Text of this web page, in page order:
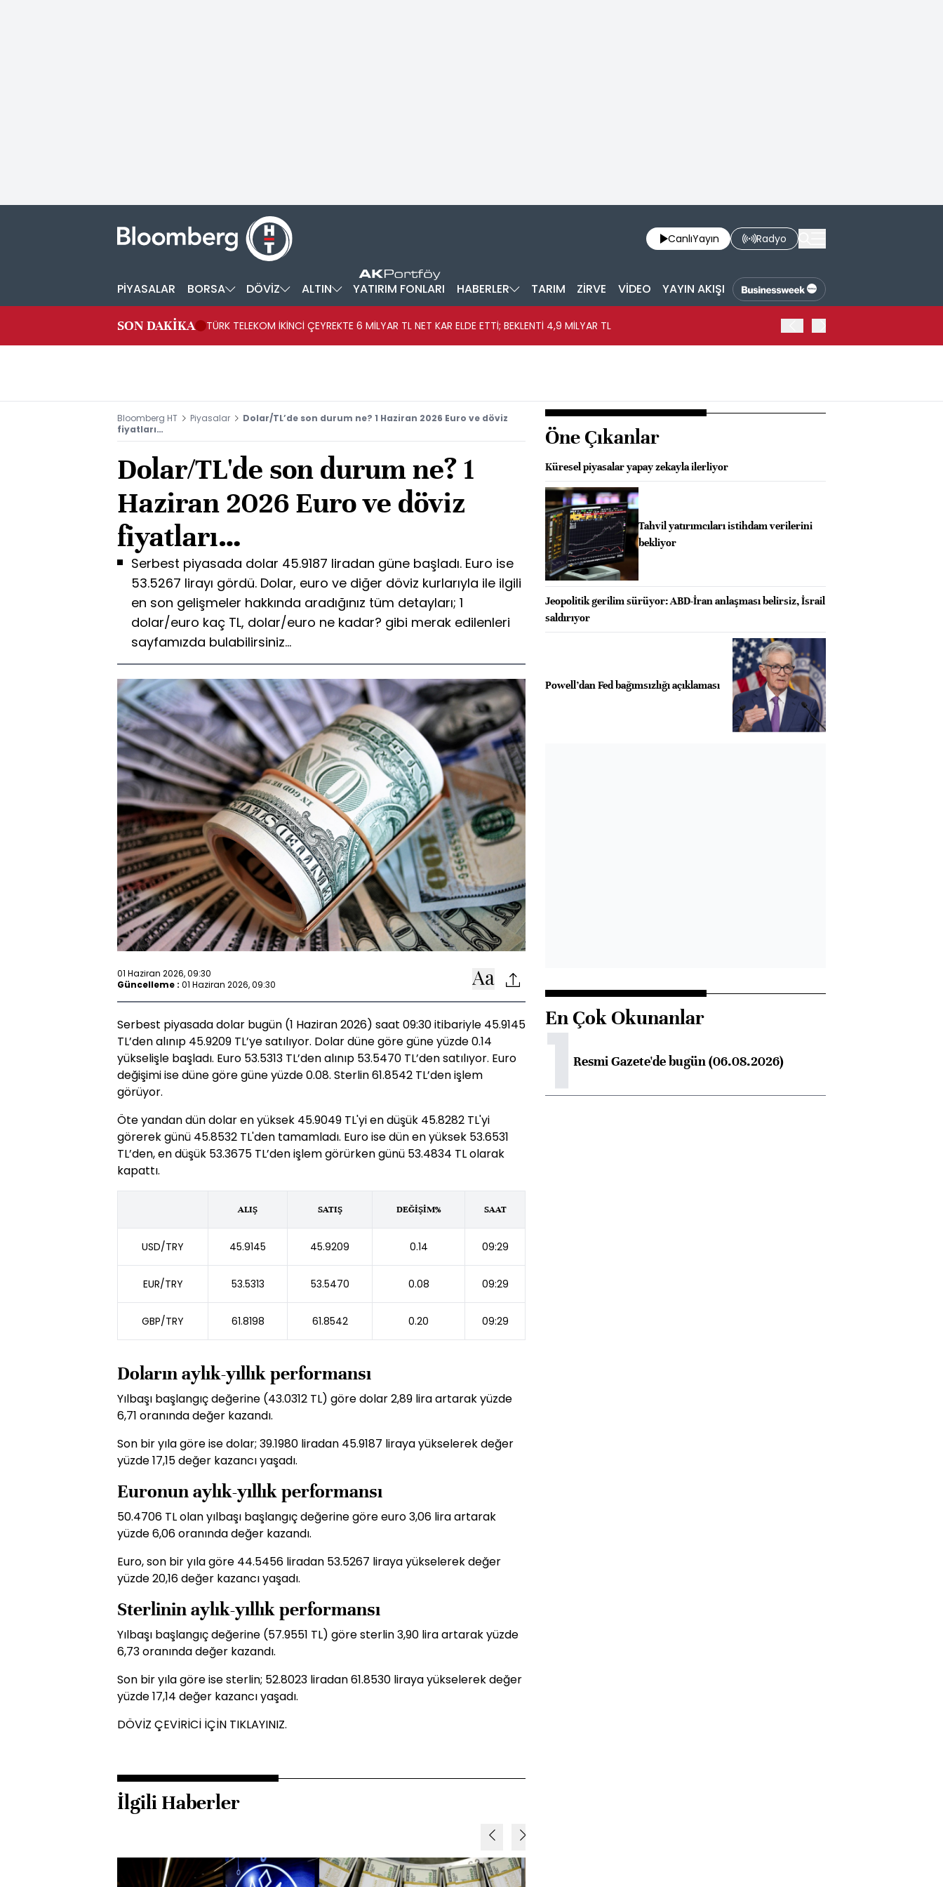
CanlıYayın Radyo
PİYASALAR BORSA DÖVİZ ALTIN YATIRIM FONLARI HABERLER TARIM ZİRVE VİDEO YAYIN AKIŞI
SON DAKİKA TÜRK TELEKOM İKİNCİ ÇEYREKTE 6 MİLYAR TL NET KAR ELDE ETTİ; BEKLENTİ 4,9 MİLYAR TL
Bloomberg HT Piyasalar
Dolar/TL’de son durum ne? 1 Haziran 2026 Euro ve döviz
fiyatları…
Dolar/TL'de son durum ne? 1
Haziran 2026 Euro ve döviz
fiyatları…
Serbest piyasada dolar 45.9187 liradan güne başladı. Euro ise
53.5267 lirayı gördü. Dolar, euro ve diğer döviz kurlarıyla ile ilgili
en son gelişmeler hakkında aradığınız tüm detayları; 1
dolar/euro kaç TL, dolar/euro ne kadar? gibi merak edilenleri
sayfamızda bulabilirsiniz...
01 Haziran 2026, 09:30
Güncelleme : 01 Haziran 2026, 09:30
Serbest piyasada dolar bugün (1 Haziran 2026) saat 09:30 itibariyle 45.9145
TL’den alınıp 45.9209 TL’ye satılıyor. Dolar düne göre güne yüzde 0.14
yükselişle başladı. Euro 53.5313 TL’den alınıp 53.5470 TL’den satılıyor. Euro
değişimi ise düne göre güne yüzde 0.08. Sterlin 61.8542 TL’den işlem
görüyor.
Öte yandan dün dolar en yüksek 45.9049 TL'yi en düşük 45.8282 TL'yi
görerek günü 45.8532 TL'den tamamladı. Euro ise dün en yüksek 53.6531
TL’den, en düşük 53.3675 TL’den işlem görürken günü 53.4834 TL olarak
kapattı.
ALIŞ SATIŞ DEĞİŞİM% SAAT
USD/TRY 45.9145 45.9209 0.14 09:29
EUR/TRY 53.5313 53.5470 0.08 09:29
GBP/TRY 61.8198 61.8542 0.20 09:29
Doların aylık-yıllık performansı
Yılbaşı başlangıç değerine (43.0312 TL) göre dolar 2,89 lira artarak yüzde
6,71 oranında değer kazandı.
Son bir yıla göre ise dolar; 39.1980 liradan 45.9187 liraya yükselerek değer
yüzde 17,15 değer kazancı yaşadı.
Euronun aylık-yıllık performansı
50.4706 TL olan yılbaşı başlangıç değerine göre euro 3,06 lira artarak
yüzde 6,06 oranında değer kazandı.
Euro, son bir yıla göre 44.5456 liradan 53.5267 liraya yükselerek değer
yüzde 20,16 değer kazancı yaşadı.
Sterlinin aylık-yıllık performansı
Yılbaşı başlangıç değerine (57.9551 TL) göre sterlin 3,90 lira artarak yüzde
6,73 oranında değer kazandı.
Son bir yıla göre ise sterlin; 52.8023 liradan 61.8530 liraya yükselerek değer
yüzde 17,14 değer kazancı yaşadı.
DÖVİZ ÇEVİRİCİ İÇİN TIKLAYINIZ.
İlgili Haberler
Öne Çıkanlar
Küresel piyasalar yapay zekayla ilerliyor
Tahvil yatırımcıları istihdam verilerini
bekliyor
Jeopolitik gerilim sürüyor: ABD-İran anlaşması belirsiz, İsrail
saldırıyor
Powell’dan Fed bağımsızlığı açıklaması
En Çok Okunanlar
1Resmi Gazete'de bugün (06.08.2026)